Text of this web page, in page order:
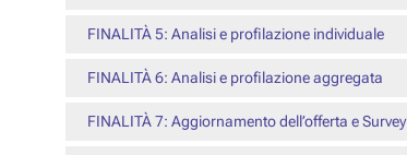
FINALITÀ 5: Analisi e profilazione individuale
FINALITÀ 6: Analisi e profilazione aggregata
FINALITÀ 7: Aggiornamento dell’offerta e Survey